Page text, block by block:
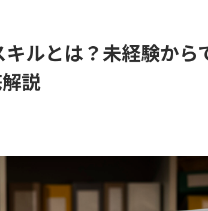
ルとは？未経験から
説